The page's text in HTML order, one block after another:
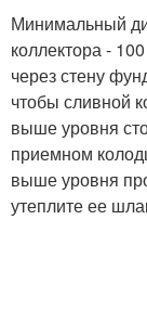
Минимальный
коллектора -
через стену
чтобы сливной
выше уровня
приемном
выше уровня
утеплите ее